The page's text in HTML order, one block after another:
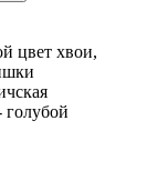
цвет хвои,
голубой